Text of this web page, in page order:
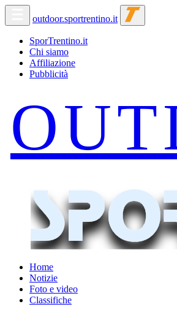
outdoor.sportrentino.it
SporTrentino.it
Chi siamo
Affiliazione
Pubblicità
Home
Notizie
Foto e video
Classifiche